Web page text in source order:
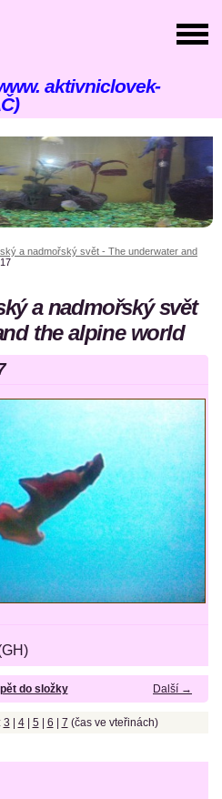
aktivniclovek-
a nadmořský svět - The underwater and
a nadmořský svět
the alpine world
Další →
do složky
3 4| 5| 6 7 (čas ve vteřinách)